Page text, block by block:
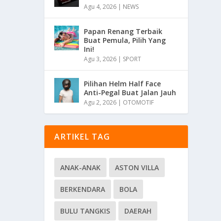
Agu 4, 2026 | NEWS
Papan Renang Terbaik
Buat Pemula, Pilih Yang
Ini!
Agu 3, 2026 | SPORT
Pilihan Helm Half Face
Anti-Pegal Buat Jalan Jauh
Agu 2, 2026 | OTOMOTIF
ARTIKEL TAG
ANAK-ANAK ASTON VILLA
BERKENDARA BOLA
BULU TANGKIS DAERAH